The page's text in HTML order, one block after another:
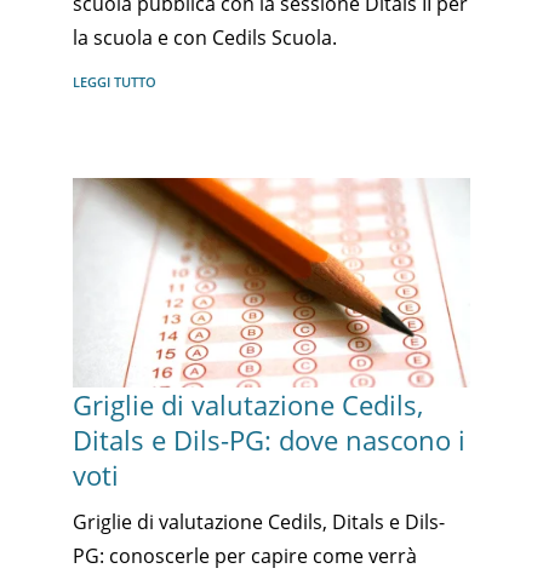
la scuola e con Cedils Scuola.
LEGGI TUTTO
Griglie di valutazione Cedils,
Ditals e Dils-PG: dove nascono i
voti
Griglie di valutazione Cedils, Ditals e Dils-
PG: conoscerle per capire come verrà